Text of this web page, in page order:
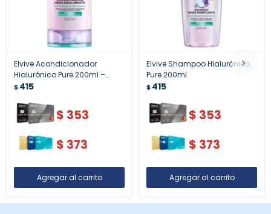
Elvive Acondicionador
Hialurónico Pure 200ml –
Cabello Suave y Nutritivo
$415
$ 353
$ 373
Elvive Shampoo Hialurónico
Pure 200ml
$415
$ 353
$ 373